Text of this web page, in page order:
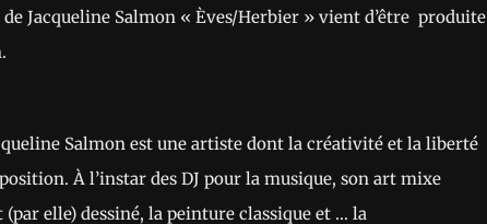
Jacqueline Salmon « Èves/Herbier » vient d’être produite
Salmon est une artiste dont la créativité et la liberté
À l’instar des DJ pour la musique, son art mixe
elle) dessiné, la peinture classique et … la